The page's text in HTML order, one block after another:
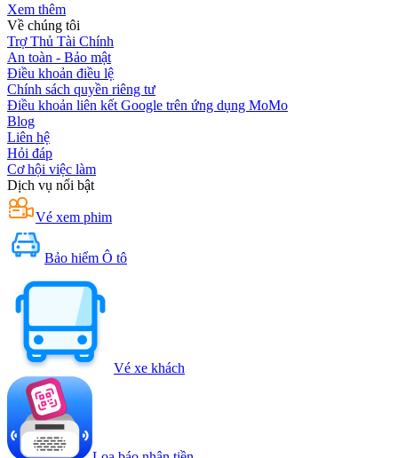
Xem thêm
Về chúng tôi
Trợ Thủ Tài Chính
An toàn - Bảo mật
Điều khoản điều lệ
Chính sách quyền riêng tư
Điều khoản liên kết Google trên ứng dụng MoMo
Blog
Liên hệ
Hỏi đáp
Cơ hội việc làm
Dịch vụ nổi bật
Vé xem phim
Bảo hiểm Ô tô
Vé xe khách